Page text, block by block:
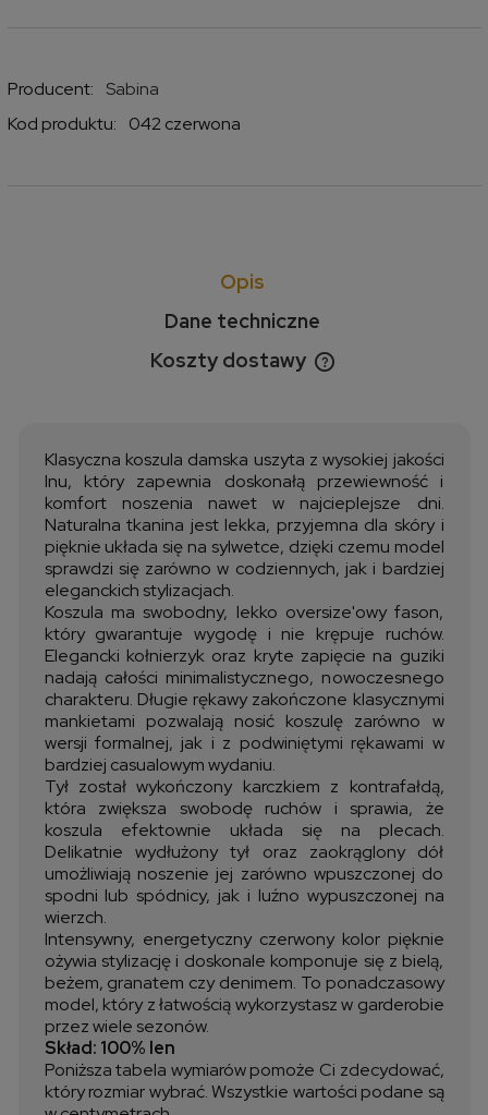
Producent:
Sabina
Kod produktu:
042 czerwona
Opis
Dane techniczne
Koszty dostawy
Cena nie zawiera ewentualnych kosztów płatności
Klasyczna koszula damska uszyta z wysokiej jakości
lnu, który zapewnia doskonałą przewiewność i
komfort noszenia nawet w najcieplejsze dni.
Naturalna tkanina jest lekka, przyjemna dla skóry i
pięknie układa się na sylwetce, dzięki czemu model
sprawdzi się zarówno w codziennych, jak i bardziej
eleganckich stylizacjach.
Koszula ma swobodny, lekko oversize'owy fason,
który gwarantuje wygodę i nie krępuje ruchów.
Elegancki kołnierzyk oraz kryte zapięcie na guziki
nadają całości minimalistycznego, nowoczesnego
charakteru. Długie rękawy zakończone klasycznymi
mankietami pozwalają nosić koszulę zarówno w
wersji formalnej, jak i z podwiniętymi rękawami w
bardziej casualowym wydaniu.
Tył został wykończony karczkiem z kontrafałdą,
która zwiększa swobodę ruchów i sprawia, że
koszula efektownie układa się na plecach.
Delikatnie wydłużony tył oraz zaokrąglony dół
umożliwiają noszenie jej zarówno wpuszczonej do
spodni lub spódnicy, jak i luźno wypuszczonej na
wierzch.
Intensywny, energetyczny czerwony kolor pięknie
ożywia stylizację i doskonale komponuje się z bielą,
beżem, granatem czy denimem. To ponadczasowy
model, który z łatwością wykorzystasz w garderobie
przez wiele sezonów.
Skład: 100% len
Poniższa tabela wymiarów pomoże Ci zdecydować,
który rozmiar wybrać. Wszystkie wartości podane są